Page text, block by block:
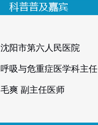
沈阳市第六人民医院
呼吸与危重症医学科主任
毛爽 副主任医师